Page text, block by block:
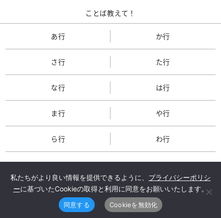
TOP メルマガ登録
会社概要
ことば教えて！
あ行 か行
さ行 た行
な行 は行
ま行 や行
ら行 わ行
Copyright © Yusokeizai press co.,ltd. All rights reserved.
私たちがより良い情報を提供できるように、 プライバシーポリシ
ーに基づいたCookieの取得と利用に同意をお願いいたします。
同意する Cookieを無効化